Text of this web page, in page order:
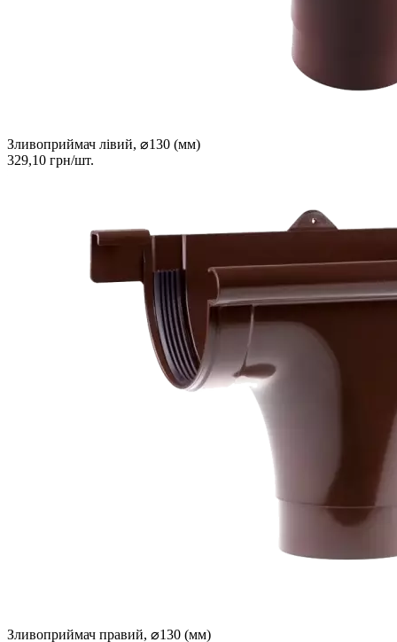
Зливоприймач лівий, ⌀130 (мм)
329,10 грн/шт.
Зливоприймач правий, ⌀130 (мм)